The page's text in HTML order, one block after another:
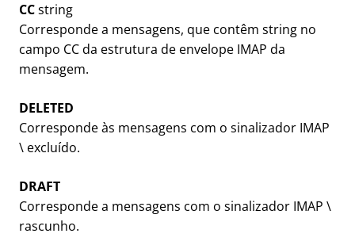
CCstring
Corresponde a mensagens, que contêm string no
campo CC da estrutura de envelope IMAP da
mensagem.
DELETED
Corresponde às mensagens com o sinalizador IMAP
\ excluído.
DRAFT
Corresponde a mensagens com o sinalizador IMAP \
rascunho.